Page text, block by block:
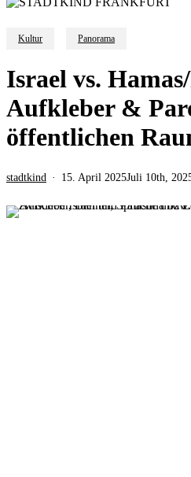
Kultur Panorama
Israel vs.
Aufkleber &
öffentlichen
stadtkind 15. April 2025Juli 10th,